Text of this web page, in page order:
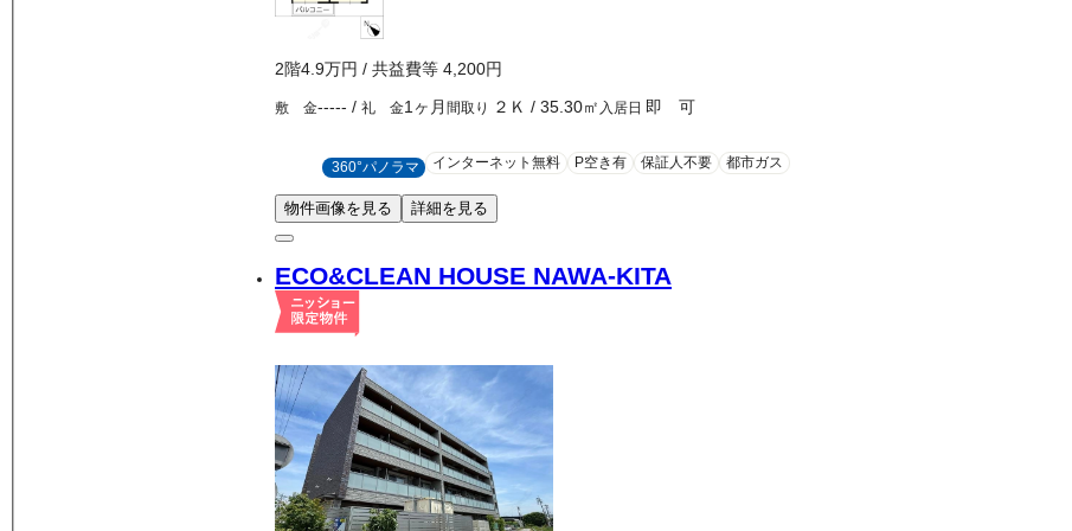
2階4.9万円 / 共益費等 4,200円
敷 金----- / 礼 金1ヶ月 間取り ２Ｋ / 35.30㎡ 入居日 即 可
360°パノラマ インターネット無料 P空き有 保証人不要 都市ガス
物件画像を見る 詳細を見る
ECO&CLEAN HOUSE NAWA-KITA